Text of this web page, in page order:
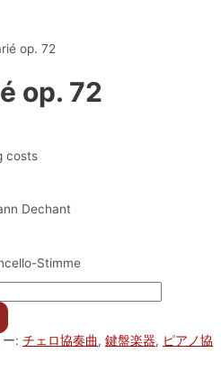
op. 72
op. 72
costs
Dechant
Stimme
: チェロ協奏曲, 鍵盤楽器, ピアノ協